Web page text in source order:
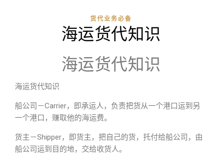
货代业务必备
海运货代知识
海运货代知识
海运货代知识
船公司－Carrier，即承运人，负责把货从一个港口运到另
一个港口，赚取他的海运费。
货主－Shipper，即货主，把自己的货，托付给船公司，由
船公司运到目的地，交给收货人。